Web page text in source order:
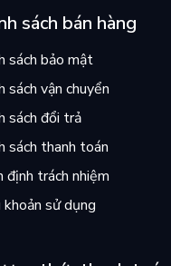
sách bán hàng
sách bảo mật
sách vận chuyển
sách đổi trả
sách thanh toán
định trách nhiệm
sử dụng